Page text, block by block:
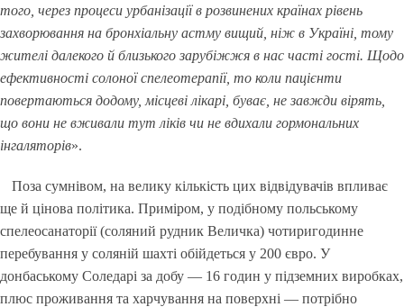
того, через процеси урбанізації в розвинених країнах рівень
захворювання на бронхіальну астму вищий, ніж в Україні, тому
жителі далекого й близького зарубіжжя в нас часті гості. Щодо
ефективності солоної спелеотерапії, то коли пацієнти
повертаються додому, місцеві лікарі, буває, не завжди вірять,
що вони не вживали тут ліків чи не вдихали гормональних
інгаляторів».
Поза сумнівом, на велику кількість цих відвідувачів впливає
ще й цінова політика. Приміром, у подібному польському
спелеосанаторії (соляний рудник Величка) чотиригодинне
перебування у соляній шахті обійдеться у 200 євро. У
донбаському Соледарі за добу — 16 годин у підземних виробках,
плюс проживання та харчування на поверхні — потрібно